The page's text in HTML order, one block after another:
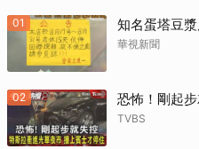
01 知名蛋塔豆
華視新聞
02 恐怖！剛起
TVBS